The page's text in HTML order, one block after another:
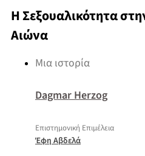
Η Σεξουαλικότητα
Αιώνα
Μια ιστορία
Dagmar Herzog
Επιστημονική Επιμέλεια
Έφη Αβδελά